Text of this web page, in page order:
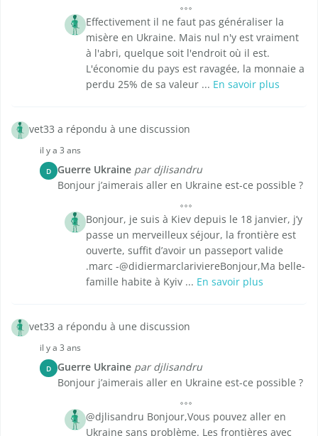
Effectivement il ne faut pas généraliser la
misère en Ukraine. Mais nul n'y est vraiment
à l'abri, quelque soit l'endroit où il est.
L'économie du pays est ravagée, la monnaie a
perdu 25% de sa valeur ... En savoir plus
vet33 a répondu à une discussion
il y a 3 ans
D Guerre Ukraine par djlisandru
Bonjour j’aimerais aller en Ukraine est-ce possible ?
Bonjour, je suis à Kiev depuis le 18 janvier, j’y
passe un merveilleux séjour, la frontière est
ouverte, suffit d’avoir un passeport valide
.marc -@didiermarclariviereBonjour,Ma belle-
famille habite à Kyiv ... En savoir plus
vet33 a répondu à une discussion
il y a 3 ans
D Guerre Ukraine par djlisandru
Bonjour j’aimerais aller en Ukraine est-ce possible ?
@djlisandru Bonjour,Vous pouvez aller en
Ukraine sans problème. Les frontières avec